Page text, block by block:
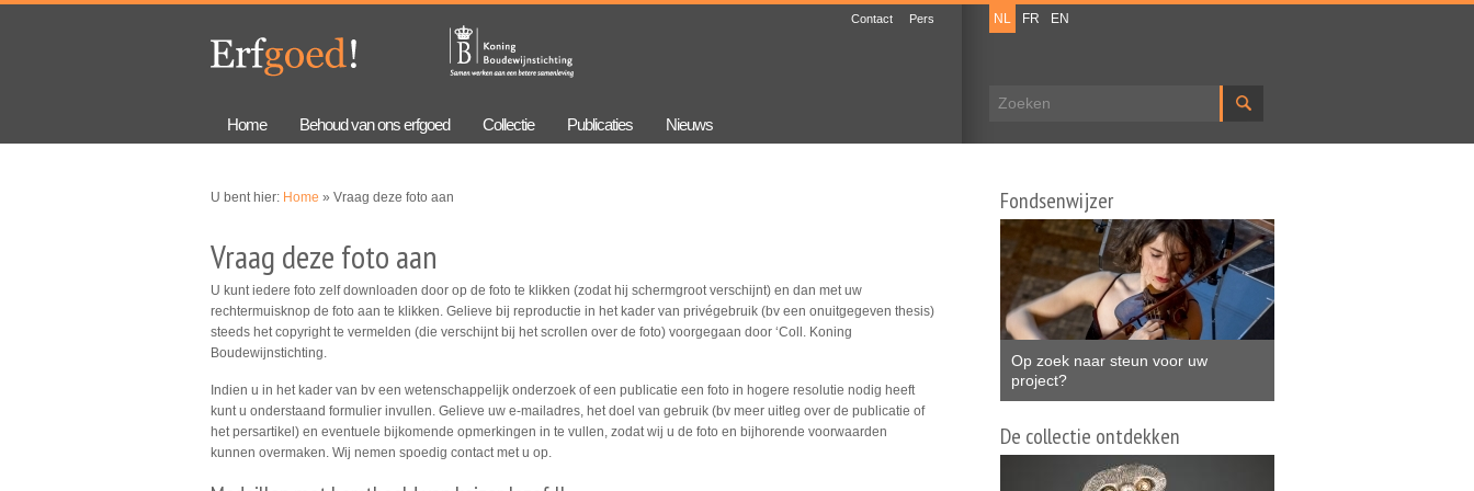
Contact Pers
Zoekveld
NL FR EN
Home Behoud van ons erfgoed Collectie Publicaties Nieuws
U bent hier: Home » Vraag deze foto aan
Vraag deze foto aan
U kunt iedere foto zelf downloaden door op de foto te klikken (zodat hij schermgroot verschijnt) en dan met uw
rechtermuisknop de foto aan te klikken. Gelieve bij reproductie in het kader van privégebruik (bv een onuitgegeven thesis)
steeds het copyright te vermelden (die verschijnt bij het scrollen over de foto) voorgegaan door ‘Coll. Koning
Boudewijnstichting.
Indien u in het kader van bv een wetenschappelijk onderzoek of een publicatie een foto in hogere resolutie nodig heeft
kunt u onderstaand formulier invullen. Gelieve uw e-mailadres, het doel van gebruik (bv meer uitleg over de publicatie of
het persartikel) en eventuele bijkomende opmerkingen in te vullen, zodat wij u de foto en bijhorende voorwaarden
kunnen overmaken. Wij nemen spoedig contact met u op.
Fondsenwijzer
Op zoek naar steun voor uw
project?
De collectie ontdekken